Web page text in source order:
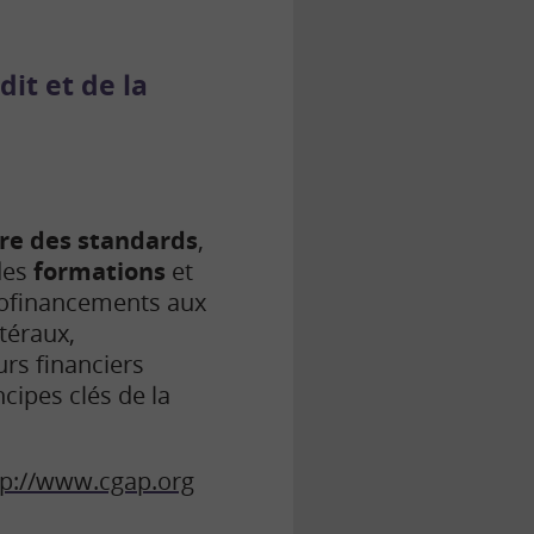
et de la
des standards,
formations et
aux
financiers
clés de la
www.cgap.org